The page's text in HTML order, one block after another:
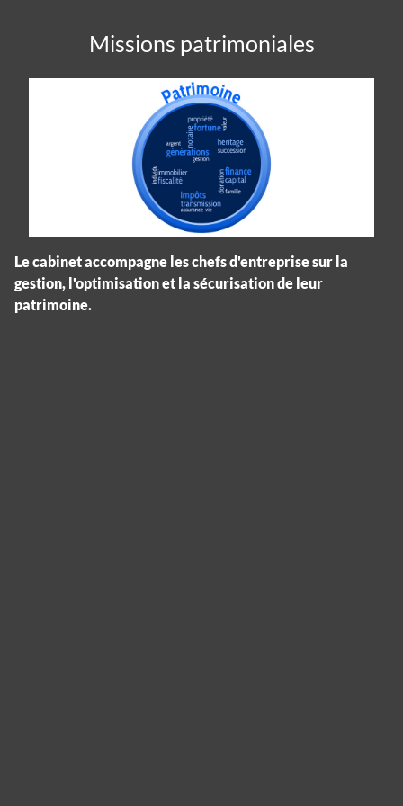
Missions patrimoniales
Le cabinet accompagne les chefs d'entreprise sur la
gestion, l'optimisation et la sécurisation de leur
patrimoine.